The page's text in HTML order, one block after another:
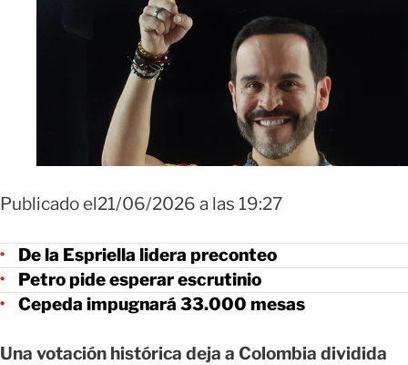
Publicado el21/06/2026 a las 19:27
De la Espriella lidera preconteo
Petro pide esperar escrutinio
Cepeda impugnará 33.000 mesas
Una votación histórica deja a Colombia dividida